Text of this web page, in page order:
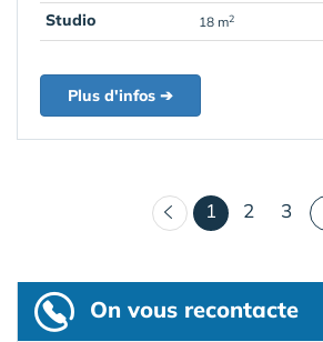
Studio 18 m2
Plus d'infos ➔
1 (courant)
2 3
On vous recontacte